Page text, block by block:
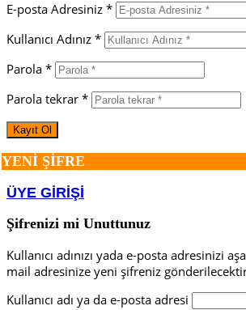
E-posta Adresiniz *
Kullanıcı Adınız *
Parola *
Parola tekrar *
YENİ ŞİFRE
ÜYE GİRİŞİ
Şifrenizi mi Unuttunuz
Kullanıcı adınızı yada e-posta adresinizi
mail adresinize yeni şifreniz
Kullanıcı adı ya da e-posta adresi